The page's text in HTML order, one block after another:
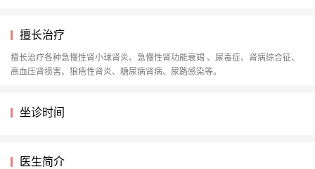
擅长治疗
擅长治疗各种急慢性肾小球肾炎、急慢性肾功能衰竭 、尿毒症、肾病综合征、
高血压肾损害、狼疮性肾炎、糖尿病肾病、尿路感染等。
坐诊时间
医生简介